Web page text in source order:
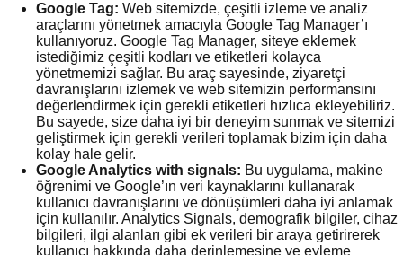
Google Tag: Web sitemizde, çeşitli izleme ve analiz
araçlarını yönetmek amacıyla Google Tag Manager’ı
kullanıyoruz. Google Tag Manager, siteye eklemek
istediğimiz çeşitli kodları ve etiketleri kolayca
yönetmemizi sağlar. Bu araç sayesinde, ziyaretçi
davranışlarını izlemek ve web sitemizin performansını
değerlendirmek için gerekli etiketleri hızlıca ekleyebiliriz.
Bu sayede, size daha iyi bir deneyim sunmak ve sitemizi
geliştirmek için gerekli verileri toplamak bizim için daha
kolay hale gelir.
Google Analytics with signals: Bu uygulama, makine
öğrenimi ve Google’ın veri kaynaklarını kullanarak
kullanıcı davranışlarını ve dönüşümleri daha iyi anlamak
için kullanılır. Analytics Signals, demografik bilgiler, cihaz
bilgileri, ilgi alanları gibi ek verileri bir araya getirirerek
kullanıcı hakkında daha derinlemesine ve eyleme